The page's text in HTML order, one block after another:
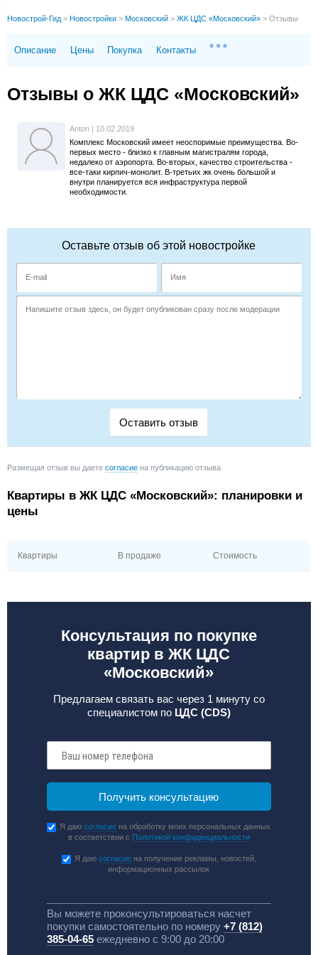
Новострой-Гид > Новостройки > Московский > ЖК ЦДС «Московский» > Отзывы
Описание Цены Покупка Контакты
Отзывы о ЖК ЦДС «Московский»
Anton| 10.02.2019
Комплекс Московский имеет неоспоримые преимущества. Во-
первых место - близко к главным магистралям города,
недалеко от аэропорта. Во-вторых, качество строительства -
все-таки кирпич-монолит. В-третьих жк очень большой и
внутри планируется вся инфраструктура первой
необходимости.
Оставьте отзыв об этой новостройке
Размещая отзыв вы даетесогласие на публикацию отзыва
Квартиры в ЖК ЦДС «Московский»: планировки и
цены
Квартиры В продаже Стоимость
Консультация по покупке
квартир в ЖК ЦДС
«Московский»
Предлагаем связать вас через 1 минуту со
специалистом по ЦДС (CDS)
Я даюсогласие на обработку моих персональных данных
в соответствии с Политикой конфиденциальности
Я даю согласиена получение рекламы, новостей,
информационных рассылок
Вы можете проконсультироваться насчет
покупки самостоятельно по номеру +7 (812)
385-04-65ежедневно с 9:00 до 20:00